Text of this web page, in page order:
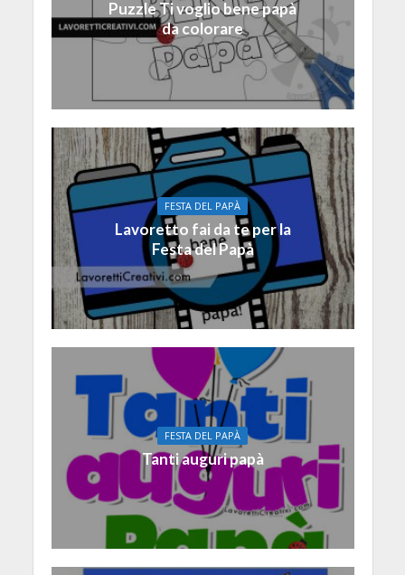
Puzzle Ti voglio bene papà
da colorare
FESTA DEL PAPÀ
Lavoretto fai da te per la
Festa del Papà
FESTA DEL PAPÀ
Tanti auguri papà